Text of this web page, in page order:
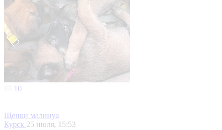
10
Щенки малинуа
Курск 25 июля, 15:53